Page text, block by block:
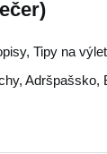
Tipy na výlet
, Adršpašsko,